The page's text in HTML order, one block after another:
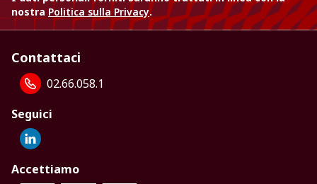
nostra Politica sulla Privacy.
Contattaci
02.66.058.1
Seguici
Accettiamo